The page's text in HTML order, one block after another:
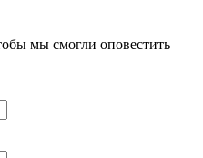
мы смогли оповестить